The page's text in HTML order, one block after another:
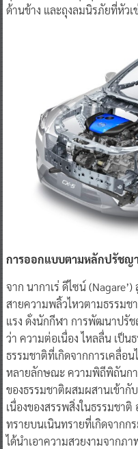
ด้านข้าง และถุงลมนิรภัยที่หัวเ
การออกแบบตามหลักปรัชญ
จาก นากาเร่ ดีไซน์
สายความพลิ้วไหวตามธรรมช
แรง ดั่งนักกีฬา การพัฒนาปรั
ว่า ความต่อเนื่อง ไหลลื่น เป็น
ธรรมชาติที่เกิดจากการเคลื่อ
หลายลักษณะ ความพิถีพิถันกา
ของธรรมชาติผสมผสานเข้ากั
เนื่องของสรรพสิ่งในธรรมชา
ทรายบนเนินทรายที่เกิดจากก
ได้นำเอาความสวยงามจากภ